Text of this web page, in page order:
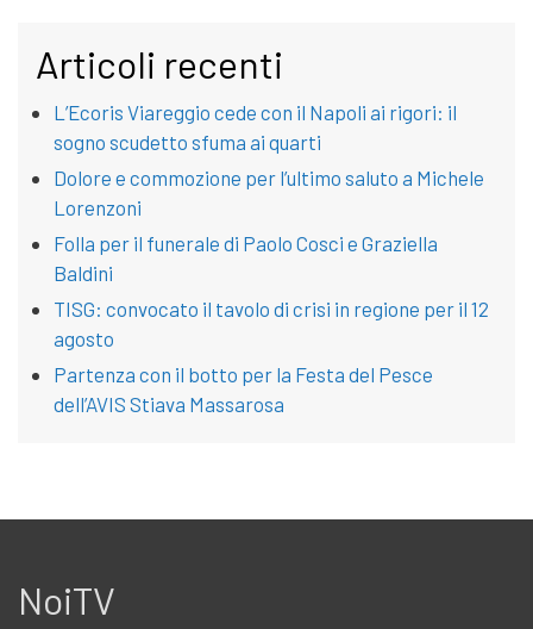
Articoli recenti
L’Ecoris Viareggio cede con il Napoli ai rigori: il
sogno scudetto sfuma ai quarti
Dolore e commozione per l’ultimo saluto a Michele
Lorenzoni
Folla per il funerale di Paolo Cosci e Graziella
Baldini
TISG: convocato il tavolo di crisi in regione per il 12
agosto
Partenza con il botto per la Festa del Pesce
dell’AVIS Stiava Massarosa
NoiTV